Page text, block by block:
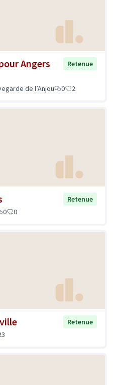
Angers
Retenue
de l’Anjou 0 2
Retenue
0 0
Retenue